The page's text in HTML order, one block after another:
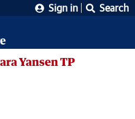
Sign in Search
Yansen TP